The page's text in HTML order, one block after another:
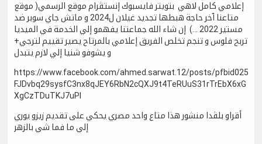
إعلامي كامل لاهي بتويتر فايسبوك إنستڨرام موقع الرسمي( موقع
متاعنا ٱخر حاجة هبطها تجديد غيلان ل2024 و ماتش جاي سوبر ضد
مستير 2022 ...) إن شاء الله جماعتنا يفهمو إلي الخدمة في الميديا
تربح فلوس و تنجم تخلص الفريق إعلامي بالمرتاح يصير تقييم لترجي+
و يشوفو شنيا إلي لازم يتبدل
https://www.facebook.com/ahmed.sarwat.12/posts/pfbid025
FJDvbq29sysfC3nx8qJEY6RbN2cQXJ9t4TeRUuS31rTrEbX6xG
XgCzTDuTKJ7uPl
أقراو بلڨدا منشور هذا متاع واحد مصري يحكي على تقديم زيزو يوري
إلي ما فما شي بالزهر